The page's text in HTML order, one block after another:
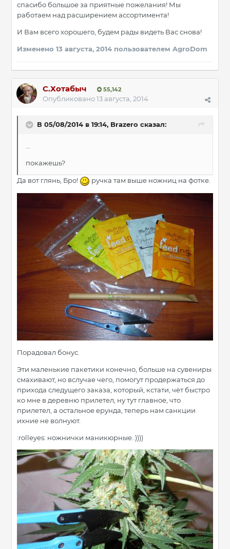
спасибо большое за приятные пожелания! Мы
работаем над расширением ассортимента!
И Вам всего хорошего, будем рады видеть Вас снова!
Изменено 13 августа, 2014 пользователем AgroDom
С.Хотабыч 55,142
Опубликовано13 августа, 2014
В 05/08/2014 в 19:14, Brazero сказал:
...
покажешь?
Да вот глянь, Бро! ручка там выше ножниц на фотке.
Порадовал бонус.
Эти маленькие пакетики конечно, больше на сувениры
смахивают, но вслучае чего, помогут продержаться до
прихода следущего заказа, который, кстати, чёт быстро
ко мне в деревню прилетел, ну тут главное, что
прилетел, а остальное ерунда, теперь нам санкции
ихние не волнуют.
:rolleyes: ножнички маникюрные..))))